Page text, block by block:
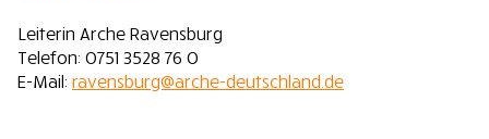
Leiterin Arche Ravensburg
Telefon: 0751 3528 76 0
E-Mail: ravensburg@arche-deutschland.de